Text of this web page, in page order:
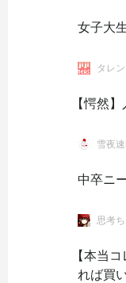
女子大
タレ
【愕然
雪夜
中卒ニ
思考
【本当
れば買